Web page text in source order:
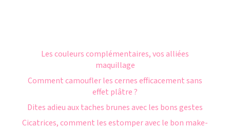
Les couleurs complémentaires, vos alliées
maquillage
Comment camoufler les cernes efficacement sans
effet plâtre ?
Dites adieu aux taches brunes avec les bons gestes
Cicatrices, comment les estomper avec le bon make-